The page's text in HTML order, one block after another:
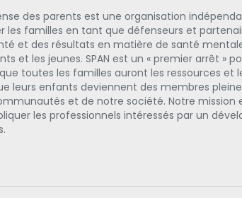
des parents est une organisation
les familles en tant que défenseurs et
et des résultats en matière de santé
et les jeunes. SPAN est un « premier arrêt »
toutes les familles auront les ressources et
leurs enfants deviennent des membres
et de notre société. Notre mission
les professionnels intéressés par un